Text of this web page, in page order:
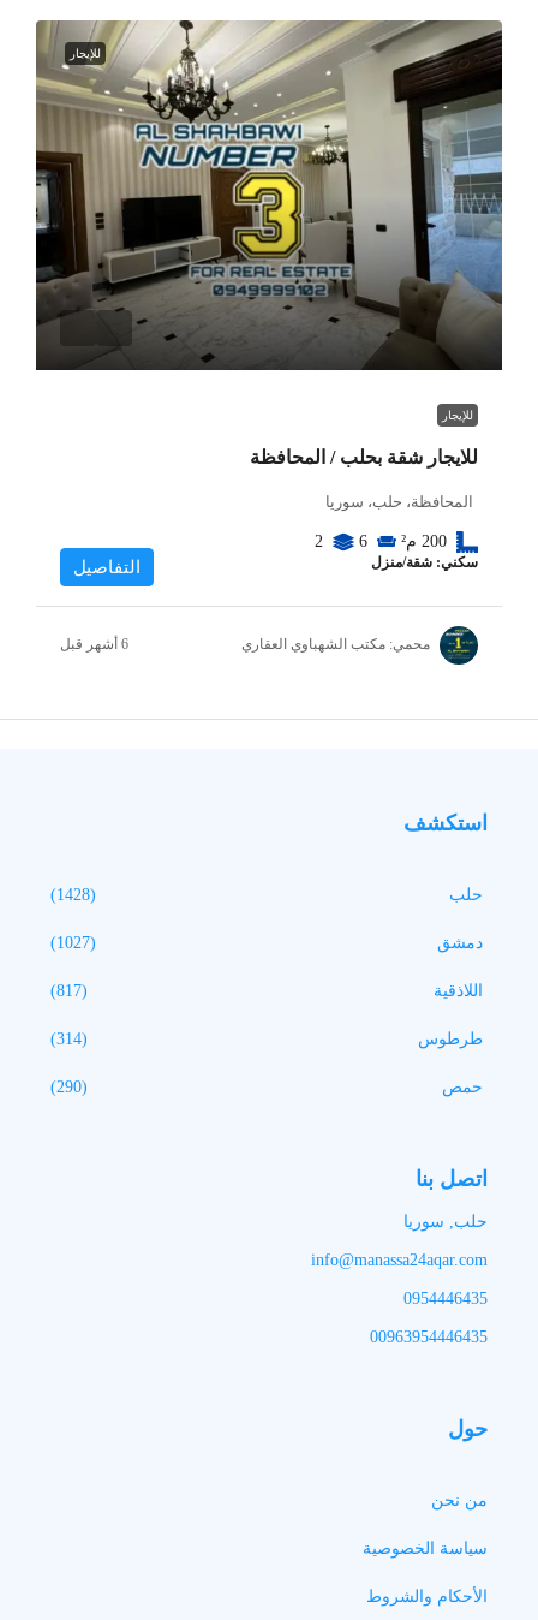
للإيجار
للإيجار
للايجار شقة بحلب / المحافظة
المحافظة، حلب، سوريا
200 م² 6
2
سكني: شقة/منزل التفاصيل
محمي: مكتب الشهباوي العقاري
استكشف
حلب (1428)
دمشق (1027)
اللاذقية (817)
طرطوس (314)
حمص (290)
اتصل بنا
حلب, سوريا
info@manassa24aqar.com
0954446435
00963954446435
حول
من نحن
سياسة الخصوصية
الأحكام والشروط